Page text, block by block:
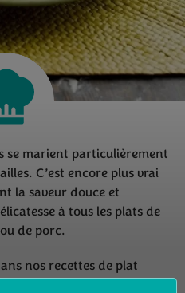
se marient particulièrement
C’est encore plus vrai
la saveur douce et
à tous les plats de
de porc.
nos recettes de plat